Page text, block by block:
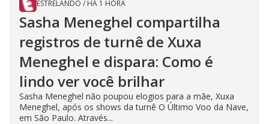
ESTRELANDO / HÁ 1 HORA
Sasha Meneghel compartilha
registros de turnê de Xuxa
Meneghel e dispara: Como é
lindo ver você brilhar
Sasha Meneghel não poupou elogios para a mãe, Xuxa
Meneghel, após os shows da turnê O Último Voo da Nave,
em São Paulo. Através...